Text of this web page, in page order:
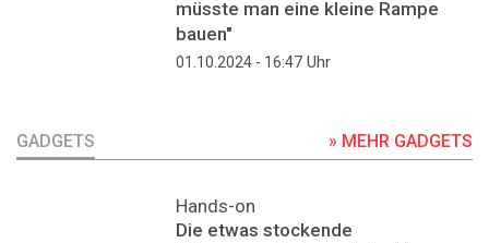
müsste man eine kleine Rampe
bauen"
01.10.2024 - 16:47Uhr
GADGETS » MEHR GADGETS
Hands-on
Die etwas stockende